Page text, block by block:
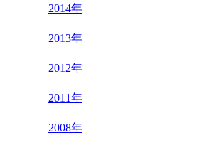
2014年
2013年
2012年
2011年
2008年